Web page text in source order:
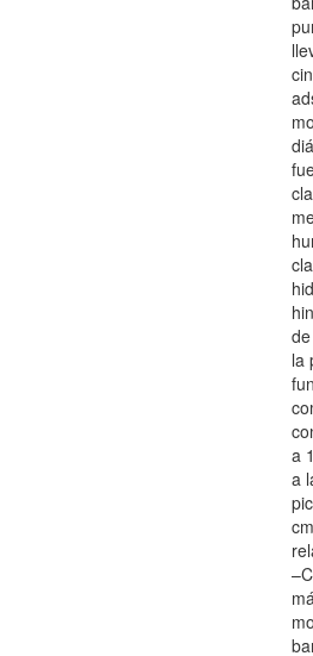
la
a
a